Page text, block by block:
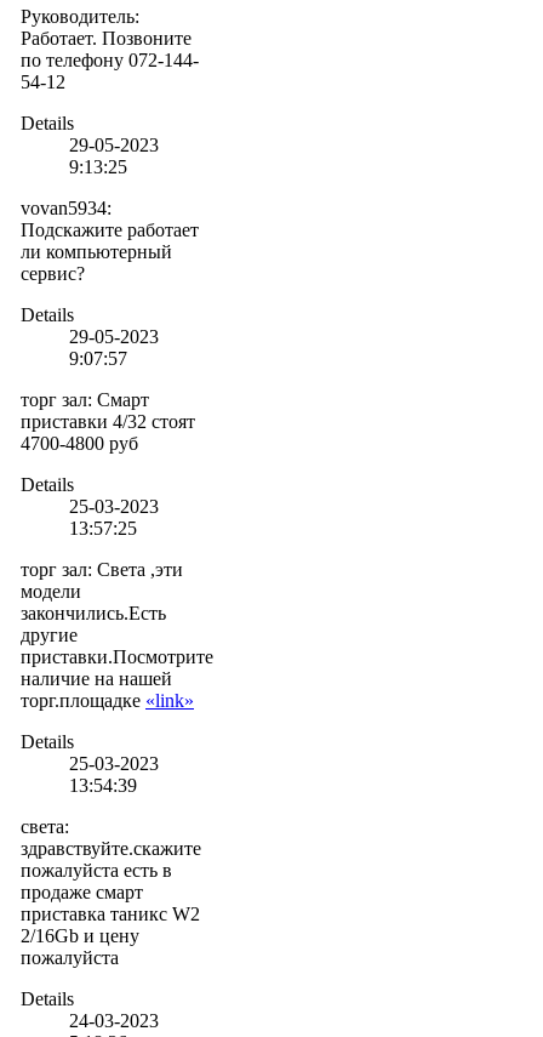
Руководитель:
Работает. Позвоните
по телефону 072-144-
54-12
Details
29-05-2023
9:13:25
vovan5934:
Подскажите работает
ли компьютерный
сервис?
Details
29-05-2023
9:07:57
торг зал: Смарт
приставки 4/32 стоят
4700-4800 руб
Details
25-03-2023
13:57:25
торг зал: Света ,эти
модели
закончились.Есть
другие
приставки.Посмотрите
наличие на нашей
торг.площадке «link»
Details
25-03-2023
13:54:39
света:
здравствуйте.скажите
пожалуйста есть в
продаже смарт
приставка таникс W2
2/16Gb и цену
пожалуйста
Details
24-03-2023